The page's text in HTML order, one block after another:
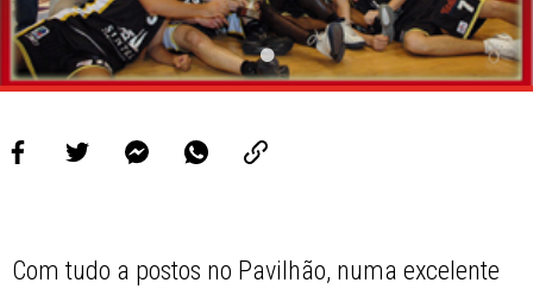
Com tudo a postos no Pavilhão, numa excelente